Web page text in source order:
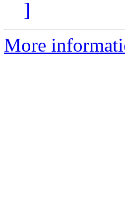
]
More